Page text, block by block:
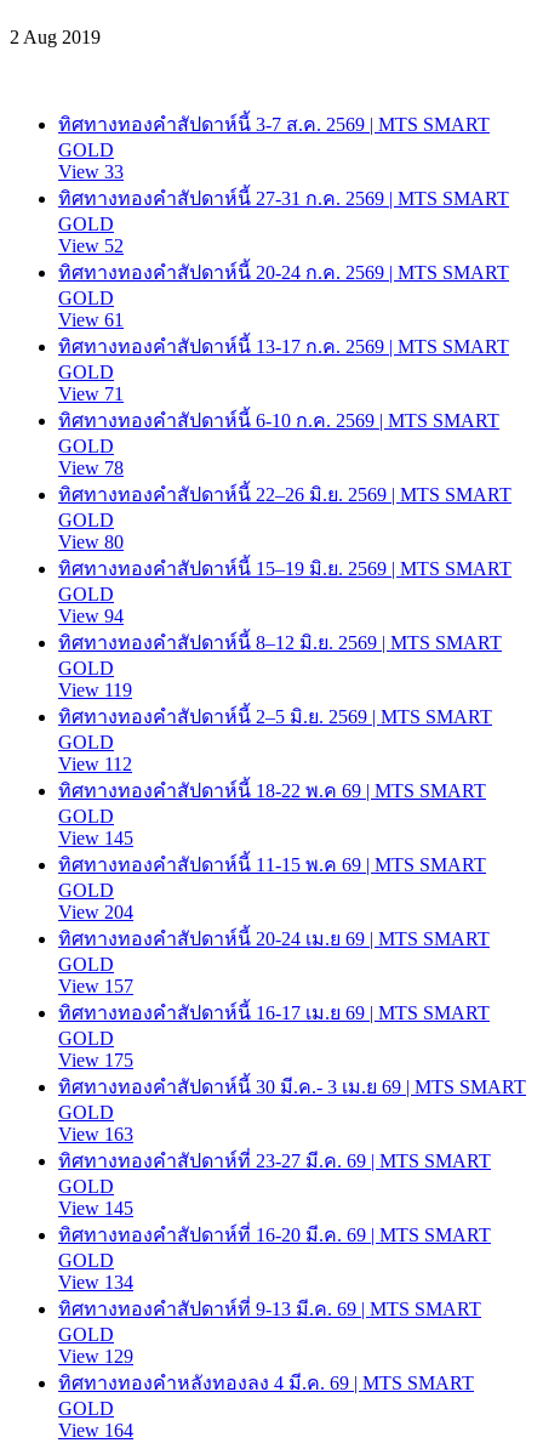
2 Aug 2019
ทิศทางทองคำสัปดาห์นี้ 3-7 ส.ค. 2569 | MTS SMART
GOLD
View 33
ทิศทางทองคำสัปดาห์นี้ 27-31 ก.ค. 2569 | MTS SMART
GOLD
View 52
ทิศทางทองคำสัปดาห์นี้ 20-24 ก.ค. 2569 | MTS SMART
GOLD
View 61
ทิศทางทองคำสัปดาห์นี้ 13-17 ก.ค. 2569 | MTS SMART
GOLD
View 71
ทิศทางทองคำสัปดาห์นี้ 6-10 ก.ค. 2569 | MTS SMART
GOLD
View 78
ทิศทางทองคำสัปดาห์นี้ 22–26 มิ.ย. 2569 | MTS SMART
GOLD
View 80
ทิศทางทองคำสัปดาห์นี้ 15–19 มิ.ย. 2569 | MTS SMART
GOLD
View 94
ทิศทางทองคำสัปดาห์นี้ 8–12 มิ.ย. 2569 | MTS SMART
GOLD
View 119
ทิศทางทองคำสัปดาห์นี้ 2–5 มิ.ย. 2569 | MTS SMART
GOLD
View 112
ทิศทางทองคำสัปดาห์นี้ 18-22 พ.ค 69 | MTS SMART
GOLD
View 145
ทิศทางทองคำสัปดาห์นี้ 11-15 พ.ค 69 | MTS SMART
GOLD
View 204
ทิศทางทองคำสัปดาห์นี้ 20-24 เม.ย 69 | MTS SMART
GOLD
View 157
ทิศทางทองคำสัปดาห์นี้ 16-17 เม.ย 69 | MTS SMART
GOLD
View 175
ทิศทางทองคำสัปดาห์นี้ 30 มี.ค.- 3 เม.ย 69 | MTS SMART
GOLD
View 163
ทิศทางทองคำสัปดาห์ที่ 23-27 มี.ค. 69 | MTS SMART
GOLD
View 145
ทิศทางทองคำสัปดาห์ที่ 16-20 มี.ค. 69 | MTS SMART
GOLD
View 134
ทิศทางทองคำสัปดาห์ที่ 9-13 มี.ค. 69 | MTS SMART
GOLD
View 129
ทิศทางทองคำหลังทองลง 4 มี.ค. 69 | MTS SMART
GOLD
View 164